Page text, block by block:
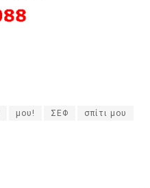
μου! ΣΕΦ σπίτι μου